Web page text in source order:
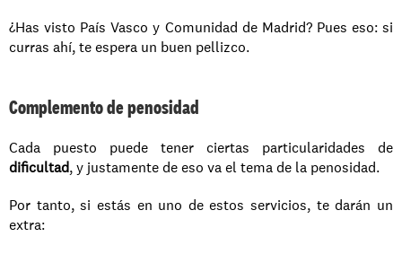
¿Has visto País Vasco y Comunidad de Madrid? Pues eso: si
curras ahí, te espera un buen pellizco.
Complemento de penosidad
dificultad, y justamente de eso va el tema de la penosidad.
Por tanto, si estás en uno de estos servicios, te darán un
extra: